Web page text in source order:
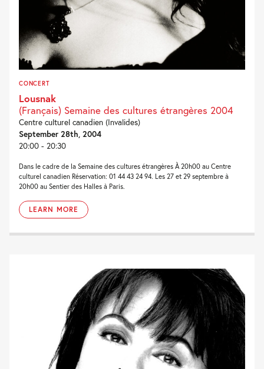
CONCERT
Lousnak
(Français) Semaine des cultures étrangères 2004
Centre culturel canadien (Invalides)
September 28th, 2004
20:00 - 20:30
Dans le cadre de la Semaine des cultures étrangères À 20h00 au Centre
culturel canadien Réservation: 01 44 43 24 94. Les 27 et 29 septembre à
20h00 au Sentier des Halles à Paris.
LEARN MORE